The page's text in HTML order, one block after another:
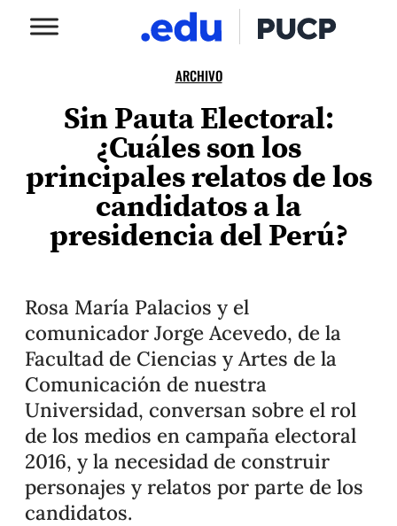
ARCHIVO
Sin Pauta Electoral:
¿Cuáles son los
principales relatos de los
candidatos a la
presidencia del Perú?
Rosa María Palacios y el
comunicador Jorge Acevedo, de la
Facultad de Ciencias y Artes de la
Comunicación de nuestra
Universidad, conversan sobre el rol
de los medios en campaña electoral
2016, y la necesidad de construir
personajes y relatos por parte de los
candidatos.